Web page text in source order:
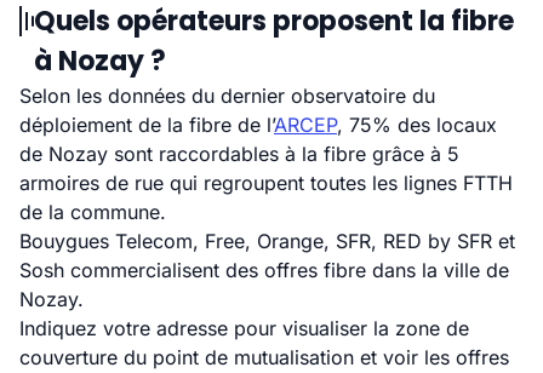
Quels opérateurs proposent la fibre
à Nozay ?
Selon les données du dernier observatoire du
déploiement de la fibre de l’ARCEP, 75% des locaux
de Nozay sont raccordables à la fibre grâce à 5
armoires de rue qui regroupent toutes les lignes FTTH
de la commune.
Bouygues Telecom, Free, Orange, SFR, RED by SFR et
Sosh commercialisent des offres fibre dans la ville de
Nozay.
Indiquez votre adresse pour visualiser la zone de
couverture du point de mutualisation et voir les offres